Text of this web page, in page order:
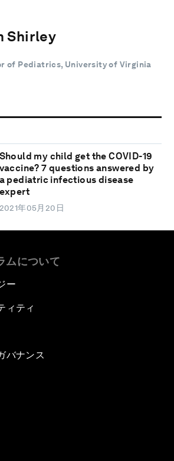
Shirley
of Pediatrics, University of Virginia
Should my child get the COVID-19
vaccine? 7 questions answered by
a pediatric infectious disease
expert
2021年05月20日
ムについて
ー
ィティ
バナンス